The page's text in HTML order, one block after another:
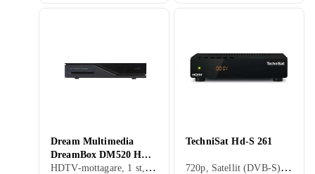
Dream Multimedia
DreamBox DM520 HD
S2
HDTV-mottagare, 1 st, 720p, 1080p (Full HD), 1080i, Kabel (DVB-C), Satellit (DVB-S), Satellit (DVB-S2), Marksänd (DVB-T2)
TechniSat Hd-S 261
720p, Satellit (DVB-S), Satellit (DVB-S2)